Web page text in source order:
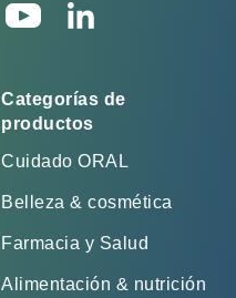
Categorías de
productos
Cuidado ORAL
Belleza & cosmética
Farmacia y Salud
Alimentación & nutrición